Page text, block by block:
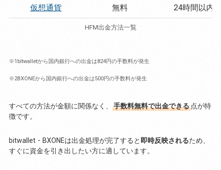
仮想通貨 無料 24時間以内
HFM出金方法一覧
※1bitwalletから国内銀行への出金は824円の手数料が発生
※2BXONEから国内銀行への出金は500円の手数料が発生
すべての方法が金額に関係なく、 手数料無料で出金できる点が特
徴です。
bitwallet・BXONEは出金処理が完了すると 即時反映されるため、
すぐに資金を引き出したい方に適しています。